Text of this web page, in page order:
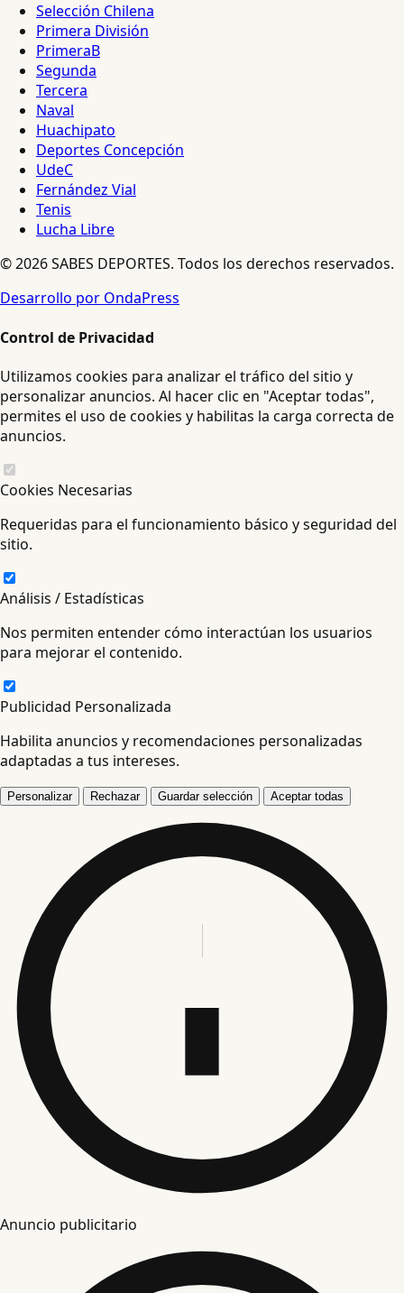
Selección Chilena
Primera División
PrimeraB
Segunda
Tercera
Naval
Huachipato
Deportes Concepción
UdeC
Fernández Vial
Tenis
Lucha Libre
© 2026 SABES DEPORTES. Todos los derechos reservados.
Desarrollo por OndaPress
Control de Privacidad
Utilizamos cookies para analizar el tráfico del sitio y
personalizar anuncios. Al hacer clic en "Aceptar todas",
permites el uso de cookies y habilitas la carga correcta de
anuncios.
Cookies Necesarias
Requeridas para el funcionamiento básico y seguridad del
sitio.
Análisis / Estadísticas
Nos permiten entender cómo interactúan los usuarios
para mejorar el contenido.
Publicidad Personalizada
Habilita anuncios y recomendaciones personalizadas
adaptadas a tus intereses.
Personalizar Rechazar Guardar selección Aceptar todas
Anuncio publicitario